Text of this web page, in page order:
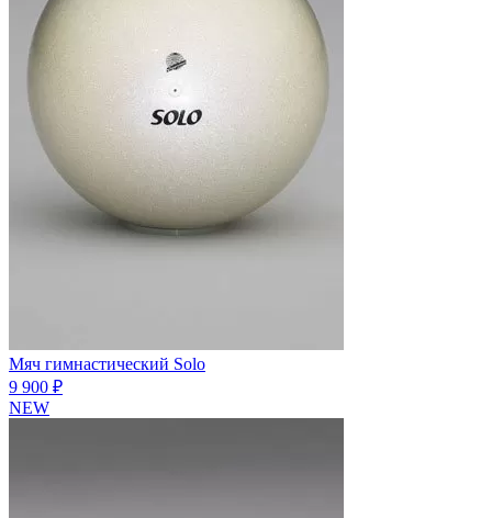
Мяч гимнастический Solo
9 900 ₽
NEW